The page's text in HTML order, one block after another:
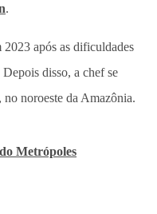
.
2023 após as dificuldades
disso, a chef se
noroeste da Amazônia.
do Metrópoles